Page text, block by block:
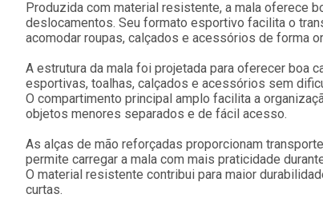
Produzida com material resistente, a mala oferece
deslocamentos. Seu formato esportivo facilita o
acomodar roupas, calçados e acessórios de forma
A estrutura da mala foi projetada para oferecer boa
esportivas, toalhas, calçados e acessórios sem
O compartimento principal amplo facilita a
objetos menores separados e de fácil acesso.
As alças de mão reforçadas proporcionam
permite carregar a mala com mais praticidade
O material resistente contribui para maior
curtas.